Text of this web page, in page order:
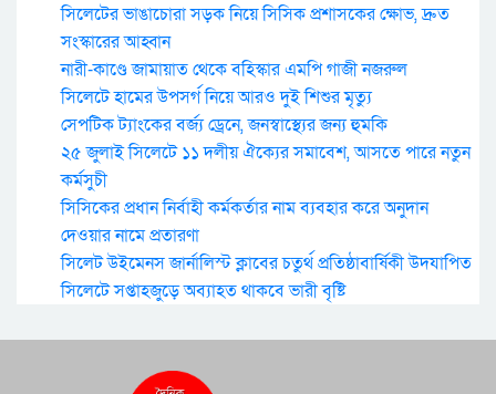
সিলেটের ভাঙাচোরা সড়ক নিয়ে সিসিক প্রশাসকের ক্ষোভ, দ্রুত
সংস্কারের আহ্বান
নারী-কাণ্ডে জামায়াত থেকে বহিস্কার এমপি গাজী নজরুল
সিলেটে হামের উপসর্গ নিয়ে আরও দুই শিশুর মৃত্যু
সেপটিক ট্যাংকের বর্জ্য ড্রেনে, জনস্বাস্থ্যের জন্য হুমকি
২৫ জুলাই সিলেটে ১১ দলীয় ঐক্যের সমাবেশ, আসতে পারে নতুন
কর্মসুচী
সিসিকের প্রধান নির্বাহী কর্মকর্তার নাম ব্যবহার করে অনুদান
দেওয়ার নামে প্রতারণা
সিলেট উইমেনস জার্নালিস্ট ক্লাবের চতুর্থ প্রতিষ্ঠাবার্ষিকী উদযাপিত
সিলেটে সপ্তাহজুড়ে অব্যাহত থাকবে ভারী বৃষ্টি